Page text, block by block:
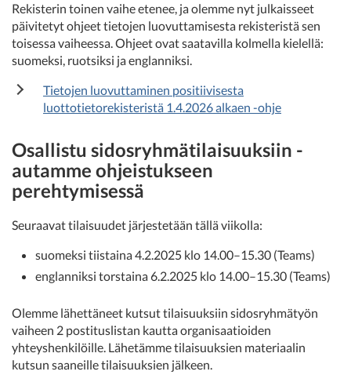
Rekisterin toinen vaihe etenee, ja olemme nyt julkaisseet
päivitetyt ohjeet tietojen luovuttamisesta rekisteristä sen
toisessa vaiheessa. Ohjeet ovat saatavilla kolmella kielellä:
suomeksi, ruotsiksi ja englanniksi.
Tietojen luovuttaminen positiivisesta
luottotietorekisteristä 1.4.2026 alkaen -ohje
Osallistu sidosryhmätilaisuuksiin -
autamme ohjeistukseen
perehtymisessä
Seuraavat tilaisuudet järjestetään tällä viikolla:
suomeksi tiistaina 4.2.2025 klo 14.00–15.30 (Teams)
englanniksi torstaina 6.2.2025 klo 14.00–15.30 (Teams)
Olemme lähettäneet kutsut tilaisuuksiin sidosryhmätyön
vaiheen 2 postituslistan kautta organisaatioiden
yhteyshenkilöille. Lähetämme tilaisuuksien materiaalin
kutsun saaneille tilaisuuksien jälkeen.